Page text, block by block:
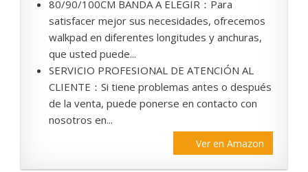
80/90/100CM BANDA A ELEGIR：Para
satisfacer mejor sus necesidades, ofrecemos
walkpad en diferentes longitudes y anchuras,
que usted puede...
SERVICIO PROFESIONAL DE ATENCIÓN AL
CLIENTE：Si tiene problemas antes o después
de la venta, puede ponerse en contacto con
nosotros en...
Ver en Amazon